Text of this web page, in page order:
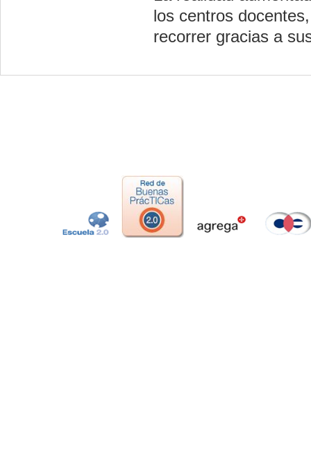
los centros
recorrer gracias a